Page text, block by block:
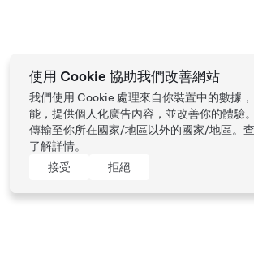
使用 Cookie 協助我們改善網站
我們使用 Cookie 處理來自你裝置中的數據
能，提供個人化廣告內容，並改善你的體驗
傳輸至你所在國家/地區以外的國家/地區。
了解詳情。
接受
拒絕